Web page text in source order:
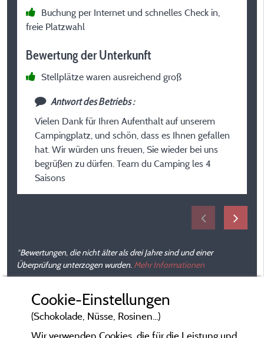
Buchung per Internet und schnelles Check in,
freie Platzwahl
Bewertung der Unterkunft
Stellplätze waren ausreichend groß
Antwort des Betriebs :
Vielen Dank für Ihren Aufenthalt auf unserem
Campingplatz, und schön, dass es Ihnen gefallen
hat. Wir würden uns freuen, Sie wieder bei uns
begrüßen zu dürfen. Team du Camping les 4
Saisons
*Bewertungen, die nicht älter als drei Jahre sind und einer
Überprüfung unterzogen wurden. Mehr Informationen
Cookie-Einstellungen
(Schokolade, Nüsse, Rosinen...)
Wir verwenden Cookies, die für die Leistung und